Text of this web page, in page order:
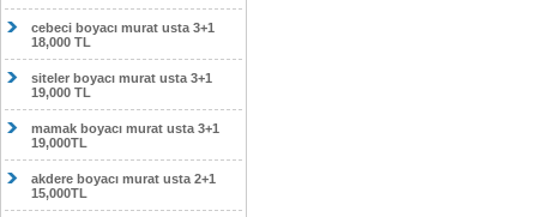
cebeci boyacı murat usta 3+1
18,000 TL
siteler boyacı murat usta 3+1
19,000 TL
mamak boyacı murat usta 3+1
19,000TL
akdere boyacı murat usta 2+1
15,000TL